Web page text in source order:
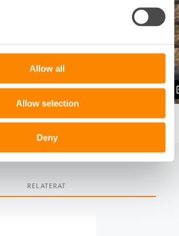
Allow all
Allow selection
Deny
RELATERAT